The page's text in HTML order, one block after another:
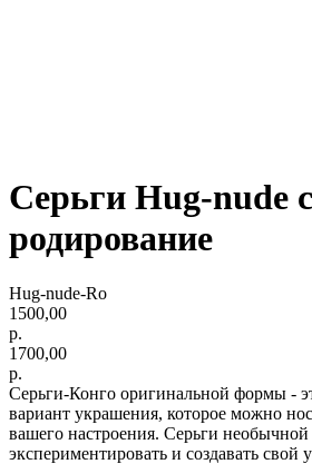
Серьги Hug-nude
родирование
Hug-nude-Ro
1500,00
р.
1700,00
р.
Серьги-Конго оригинальной формы -
вариант украшения, которое можно
вашего настроения. Серьги
экспериментировать и создавать свой